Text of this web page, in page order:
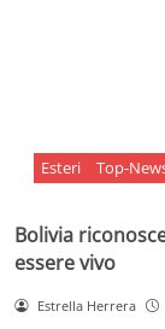
Esteri Top-
Bolivia
essere vivo
Estrella Herrera